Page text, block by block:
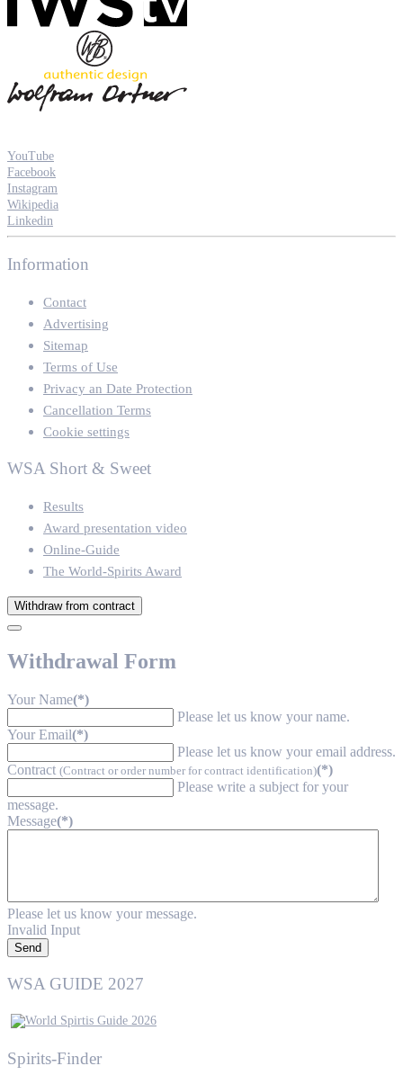
YouTube
Facebook
Instagram
Wikipedia
Linkedin
Information
Contact
Advertising
Sitemap
Terms of Use
Privacy an Date Protection
Cancellation Terms
Cookie settings
WSA Short & Sweet
Results
Award presentation video
Online-Guide
The World-Spirits Award
Withdraw from contract
Withdrawal Form
Your Name(*)
Please let us know your name.
Your Email(*)
Please let us know your email address.
Contract (Contract or order number for contract identification)(*)
Please write a subject for your
message.
Message(*)
Please let us know your message.
Invalid Input
Send
WSA GUIDE 2027
Spirits-Finder